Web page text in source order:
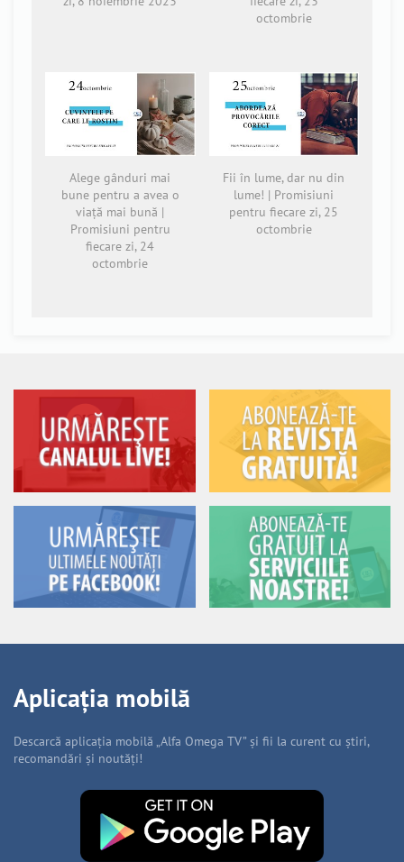
octombrie
Alege gânduri mai
bune pentru a avea o
viață mai bună |
Promisiuni pentru
fiecare zi, 24
octombrie
Fii în lume, dar nu din
lume! | Promisiuni
pentru fiecare zi, 25
octombrie
Aplicația mobilă
Descarcă aplicația mobilă „Alfa Omega TV” și fii la curent cu știri,
recomandări și noutăți!